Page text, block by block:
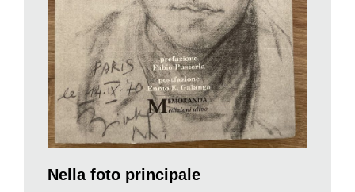
prestazione notevole. Alcune circostanze fortuite lo
accompagnarono comunque verso la redazione sportiva, che
non lasciò fino al pensionamento, nel 2008.
Zanolari racconta la vita di un uomo curioso, attento,
entusiasta, ma critico. I numerosi eventi sportivi da lui
commentati si dissolvono in filigrana. Al nostro occhio si
presenta tutto il resto, come la bellezza, ma anche il degrado,
Così, la Bruxelles del Mémorial Ivo Van Damme, diventa un
Nella foto principale